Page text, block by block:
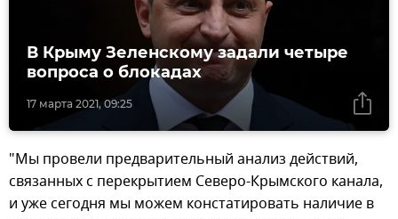
17 марта 2021, 09:25
В Крыму Зеленскому задали четыре
вопроса о блокадах
"Мы провели предварительный анализ действий,
связанных с перекрытием Северо-Крымского канала,
и уже сегодня мы можем констатировать наличие в